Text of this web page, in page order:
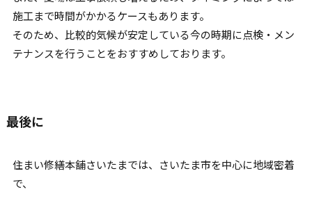
施工まで時間がかかるケースもあります。
そのため、比較的気候が安定している今の時期に点検・メン
テナンスを行うことをおすすめしております。
最後に
住まい修繕本舗さいたまでは、さいたま市を中心に地域密着
で、